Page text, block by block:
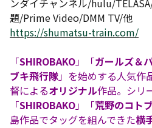
ンダイチャンネル/hulu/
題/Prime Video/DMM TV/他
https://shumatsu-train.com/
「SHIROBAKO」「ガールズ＆
ブキ飛行隊」を始めする人気作
督によるオリジナル作品。シリ
「SHIROBAKO」「荒野のコト
島作品でタッグを組んできた横